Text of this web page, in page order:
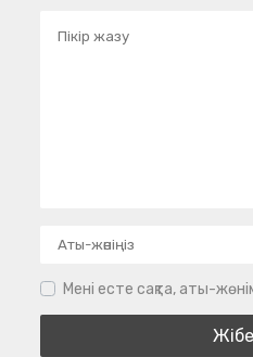
Мені есте сақта, аты-